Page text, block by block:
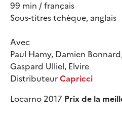
99 min / français
Sous-titres tchèque, anglais
Avec
Paul Hamy, Damien
Gaspard Ulliel, Elvire
DistributeurCapricci
Locarno 2017 Prix de la